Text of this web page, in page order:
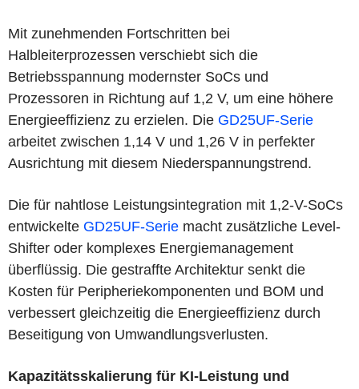
Mit zunehmenden Fortschritten bei
Halbleiterprozessen verschiebt sich die
Betriebsspannung modernster SoCs und
Prozessoren in Richtung auf 1,2 V, um eine höhere
Energieeffizienz zu erzielen. Die GD25UF-Serie
arbeitet zwischen 1,14 V und 1,26 V in perfekter
Ausrichtung mit diesem Niederspannungstrend.
Die für nahtlose Leistungsintegration mit 1,2-V-SoCs
entwickelte GD25UF-Serie macht zusätzliche Level-
Shifter oder komplexes Energiemanagement
überflüssig. Die gestraffte Architektur senkt die
Kosten für Peripheriekomponenten und BOM und
verbessert gleichzeitig die Energieeffizienz durch
Beseitigung von Umwandlungsverlusten.
Kapazitätsskalierung für KI-Leistung und